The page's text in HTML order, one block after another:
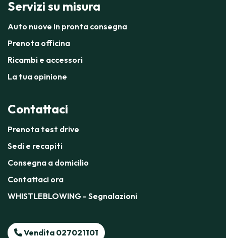
Servizi su misura
Auto nuove in pronta consegna
Prenota officina
Ricambi e accessori
La tua opinione
Contattaci
Prenota test drive
Sedi e recapiti
Consegna a domicilio
Contattaci ora
WHISTLEBLOWING - Segnalazioni
Vendita 027021101